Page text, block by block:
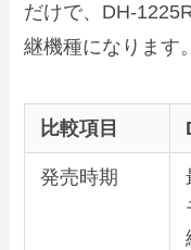
だけで、
継機種になります。
比較項目
発売時期